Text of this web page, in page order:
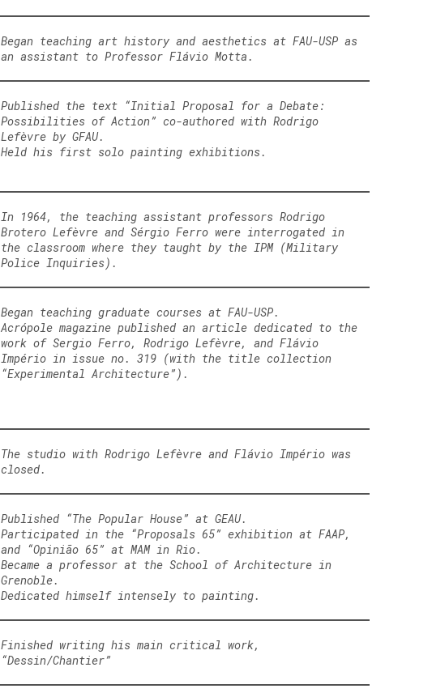
Began teaching art history and aesthetics at FAU-USP as
an assistant to Professor Flávio Motta.
Published the text “Initial Proposal for a Debate:
Possibilities of Action” co-authored with Rodrigo
Lefèvre by GFAU.
Held his first solo painting exhibitions.
In 1964, the teaching assistant professors Rodrigo
Brotero Lefèvre and Sérgio Ferro were interrogated in
the classroom where they taught by the IPM (Military
Police Inquiries).
Began teaching graduate courses at FAU-USP.
Acrópole magazine published an article dedicated to the
work of Sergio Ferro, Rodrigo Lefèvre, and Flávio
Império in issue no. 319 (with the title collection
“Experimental Architecture”).
The studio with Rodrigo Lefèvre and Flávio Império was
closed.
Published “The Popular House” at GEAU.
Participated in the “Proposals 65” exhibition at FAAP,
and “Opinião 65” at MAM in Rio.
Became a professor at the School of Architecture in
Grenoble.
Dedicated himself intensely to painting.
Finished writing his main critical work,
“Dessin/Chantier”